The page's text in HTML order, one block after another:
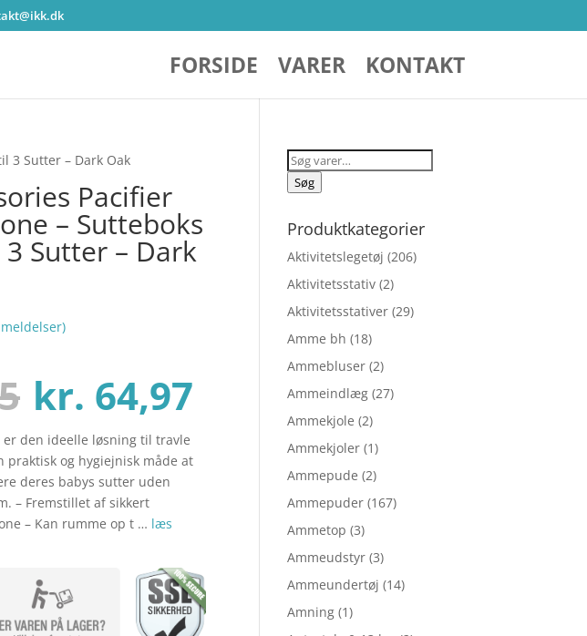
FORSIDE VARER KONTAKT
3 Sutter – Dark Oak
Pacifier
– Sutteboks
Sutter – Dark
Den
oprindelige
pris
var:
kr. 64,97
aktuelle
er:
er den ideelle løsning til travle
og hygiejnisk måde at
deres babys sutter uden
– Fremstillet af sikkert
– Kan rumme op t … læs
Søg
efter:
Søg
Produktkategorier
Aktivitetslegetøj (206)
Aktivitetsstativ (2)
Aktivitetsstativer (29)
Amme bh (18)
Ammebluser (2)
Ammeindlæg (27)
Ammekjole (2)
Ammekjoler (1)
Ammepude (2)
Ammepuder (167)
Ammetop (3)
Ammeudstyr (3)
Ammeundertøj (14)
Amning (1)